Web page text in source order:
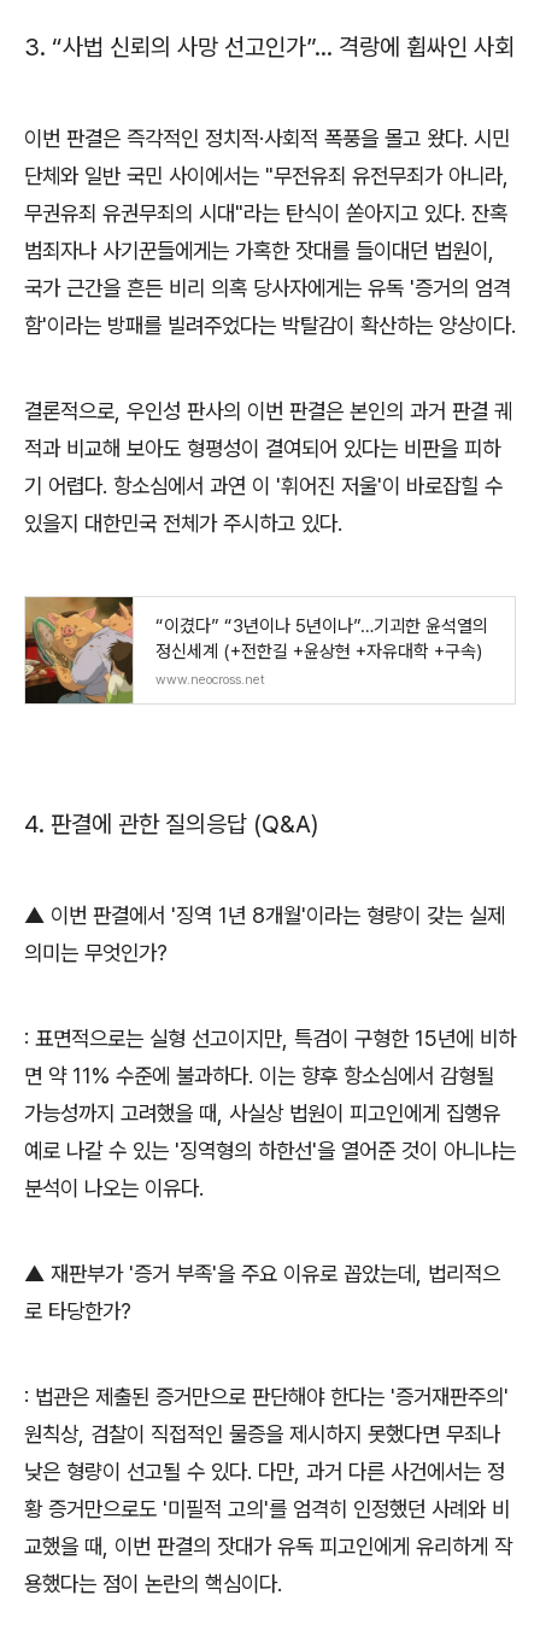
3. “사법 신뢰의 사망 선고인가”... 격랑에 휩싸인 사회
이번 판결은 즉각적인 정치적·사회적 폭풍을 몰고 왔다. 시민
단체와 일반 국민 사이에서는 "무전유죄 유전무죄가 아니라,
무권유죄 유권무죄의 시대"라는 탄식이 쏟아지고 있다. 잔혹
범죄자나 사기꾼들에게는 가혹한 잣대를 들이대던 법원이
국가 근간을 흔든 비리 의혹 당사자에게는 유독 '증거의 엄격
함'이라는 방패를 빌려주었다는 박탈감이 확산하는 양상이다.
결론적으로 우인성 판사의 이번 판결은 본인의 과거 판결 궤
적과 비교해 보아도 형평성이 결여되어 있다는 비판을 피하
기 어렵다. 항소심에서 과연 이 '휘어진 저울'이 바로잡힐 수
있을지 대한민국 전체가 주시하고 있다.
“이겼다” “3년이나 5년이나”…기괴한 윤석열의
정신세계 (+전한길 +윤상현 +자유대학 +구속)
www.neocross.net
4. 판결에 관한 질의응답 (Q&A)
▲ 이번 판결에서 '징역 1년 8개월'이라는 형량이 갖는 실제
의미는 무엇인가?
: 표면적으로는 실형 선고이지만 특검이 구형한 15년에 비하
면 약 11% 수준에 불과하다. 이는 향후 항소심에서 감형될
가능성까지 고려했을 때
사실상 법원이 피고인에게 집행유
예로 나갈 수 있는 '징역형의 하한선'을 열어준 것이 아니냐는
분석이 나오는 이유다.
▲ 재판부가 '증거 부족'을 주요 이유로 꼽았는데
법리적으
로 타당한가?
: 법관은 제출된 증거만으로 판단해야 한다는 '증거재판주의 '
원칙상, 검찰이 직접적인 물증을 제시하지 못했다면 무죄나
낮은 형량이 선고될 수 있다. 다만 과거 다른 사건에서는 정
황 증거만으로도 '미필적 고의 '를 엄격히 인정했던 사례와 비
교했을 때
이번 판결의 잣대가 유독 피고인에게 유리하게 작
용했다는 점이 논란의 핵심이다.